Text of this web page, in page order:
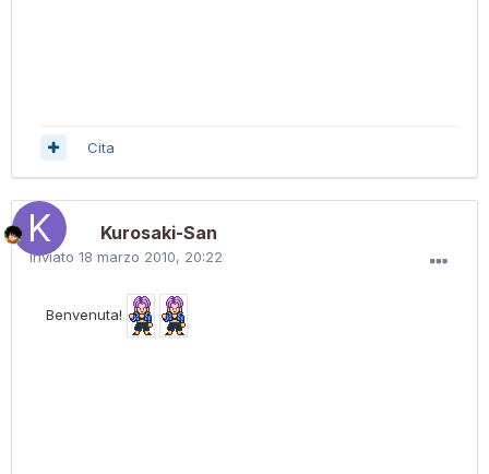
Cita
Kurosaki-San
Inviato 18 marzo 2010, 20:22
Benvenuta!